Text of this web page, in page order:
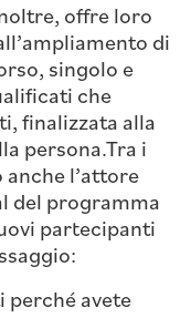
offre loro
di
singolo e
che
finalizzata alla
persona.Tra i
l’attore
del programma
partecipanti
perché avete